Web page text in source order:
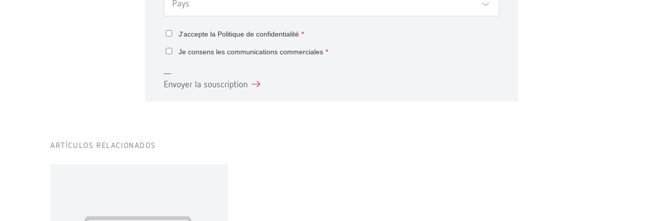
*
J'accepte la Politique de confidentialité
*
Je consens les communications commerciales
Envoyer la souscription
ARTÍCULOS RELACIONADOS